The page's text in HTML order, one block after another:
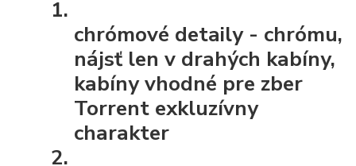
chrómové detaily - chrómu,
nájsť len v drahých kabíny,
kabíny vhodné pre zber
Torrent exkluzívny
charakter